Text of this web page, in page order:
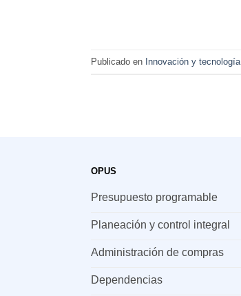
Publicado en Innovación y tecnología
OPUS
Presupuesto programable
Planeación y control integral
Administración de compras
Dependencias